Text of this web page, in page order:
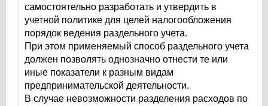
самостоятельно разработать и утвердить в
учетной политике для целей налогообложения
порядок ведения раздельного учета.
При этом применяемый способ раздельного учета
должен позволять однозначно отнести те или
иные показатели к разным видам
предпринимательской деятельности.
В случае невозможности разделения расходов по